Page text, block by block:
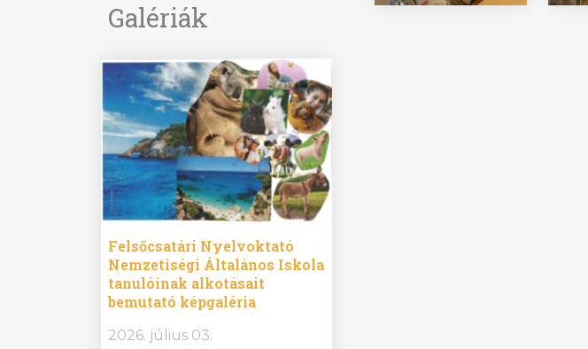
Galériák
Felsőcsatári Nyelvoktató
Nemzetiségi Általános Iskola
tanulóinak alkotásait
bemutató képgaléria
2026. július 03.